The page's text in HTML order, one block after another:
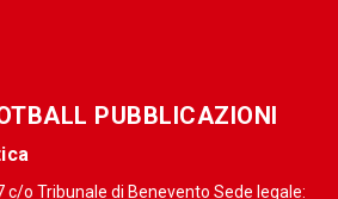
PUBBLICAZIONI
o Tribunale di Benevento Sede legale: